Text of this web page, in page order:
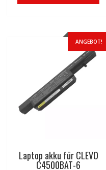
ANGEBOT!
Laptop akku für CLEVO
C4500BAT-6